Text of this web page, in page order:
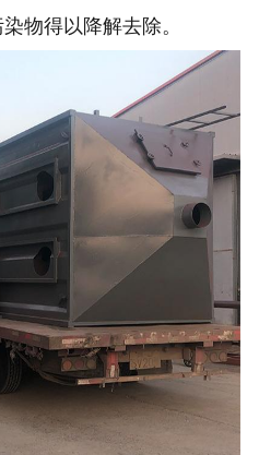
物得以降解去除。